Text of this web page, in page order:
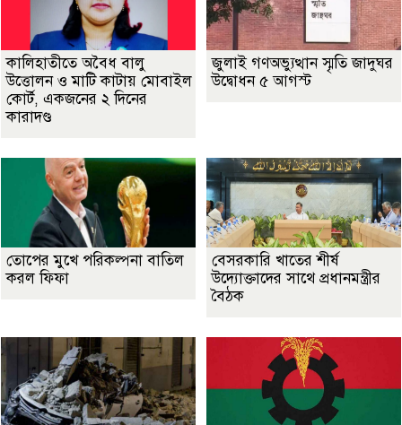
কালিহাতীতে অবৈধ বালু
উত্তোলন ও মাটি কাটায় মোবাইল
কোর্ট, একজনের ২ দিনের
কারাদণ্ড
জুলাই গণঅভ্যুত্থান স্মৃতি জাদুঘর
উদ্বোধন ৫ আগস্ট
তোপের মুখে পরিকল্পনা বাতিল
করল ফিফা
বেসরকারি খাতের শীর্ষ
উদ্যোক্তাদের সাথে প্রধানমন্ত্রীর
বৈঠক